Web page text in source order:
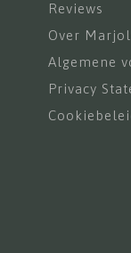
Reviews
Over
Algemene
Privacy